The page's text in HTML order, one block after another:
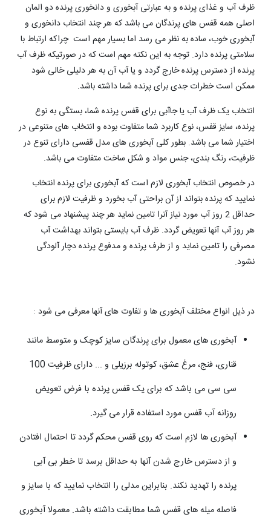
ظرف آب و غذای پرنده و به عبارتی آبخوری و دانخوری پرنده دو المان
اصلی همه قفس های پرندگان می باشد که هر چند انتخاب دانخوری و
آبخوری خوب، ساده به نظر می رسد اما بسیار مهم است چراکه ارتباط با
سلامتی پرنده دارد. توجه به این نکته مهم است که در صورتیکه ظرف آب
پرنده از دسترس پرنده خارج گردد و یا آب آن به هر دلیلی خالی شود
ممکن است خطرات جدی برای پرنده شما داشته باشد.
انتخاب یک ظرف آب یا جاآبی برای قفس پرنده شما، بستگی به نوع
پرنده، سایز قفس، نوع کاربرد شما متفاوت بوده و انتخاب های متنوعی در
اختیار شما می باشد. بطور کلی آبخوری های مدل قفسی دارای تنوع در
ظرفیت، رنگ بندی، جنس مواد و شکل ساخت متفاوت می باشد.
در خصوص انتخاب آبخوری لازم است که آبخوری برای پرنده انتخاب
نمایید که پرنده بتواند از آن براحتی آب بخورد و ظرفیت لازم برای
حداقل 2 روز آب مورد نیاز آنرا تامین نماید هر چند پیشنهاد می شود که
هر روز آب آنها تعویض گردد. ظرف آب بایستی بتواند بهداشت آب
مصرفی را تامین نماید و از طرف پرنده و مدفوع پرنده دچار آلودگی
نشود.
در ذیل انواع مختلف آبخوری ها و تفاوت های آنها معرفی می شود :
آبخوری های معمول برای پرندگان سایز کوچک و متوسط مانند
قناری، فنج، مرغ عشق، کوتوله برزیلی و ... دارای ظرفیت 100
سی سی می باشد که برای یک قفس پرنده با فرض تعویض
روزانه آب قفس مورد استفاده قرار می گیرد.
آبخوری ها لازم است که روی قفس محکم گردد تا احتمال افتادن
و از دسترس خارج شدن آنها به حداقل برسد تا خطر بی آبی
پرنده را تهدید نکند. بنابراین مدلی را انتخاب نمایید که با سایز و
فاصله میله های قفس شما مطابقت داشته باشد. معمولا آبخوری